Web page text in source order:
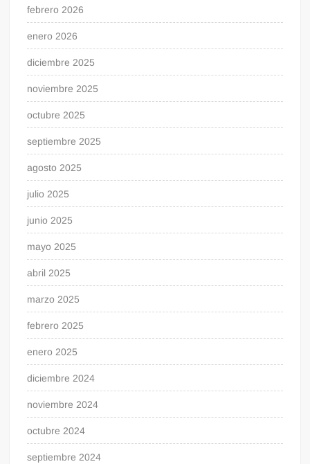
febrero 2026
enero 2026
diciembre 2025
noviembre 2025
octubre 2025
septiembre 2025
agosto 2025
julio 2025
junio 2025
mayo 2025
abril 2025
marzo 2025
febrero 2025
enero 2025
diciembre 2024
noviembre 2024
octubre 2024
septiembre 2024